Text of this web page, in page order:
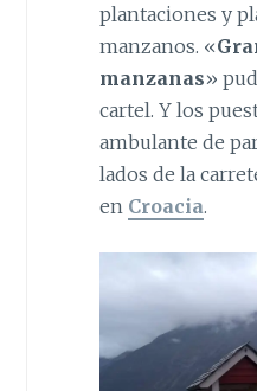
plantaciones y
manzanos. «
manzanas»
cartel. Y los
ambulante de
lados de la
en Croacia.